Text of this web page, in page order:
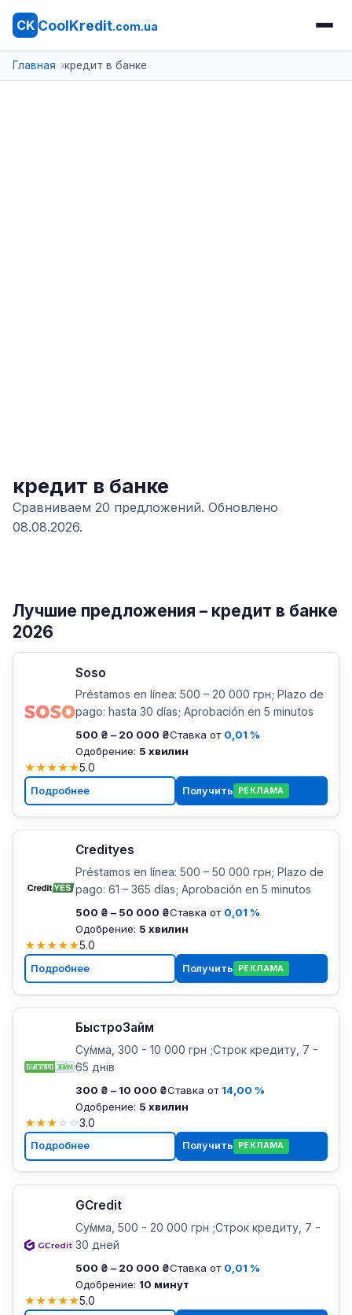
CK CoolKredit.com.ua
Главная кредит в банке
кредит в банке
Сравниваем 20 предложений. Обновлено
08.08.2026.
Лучшие предложения – кредит в банке
2026
Soso
Préstamos en línea: 500 – 20 000 грн; Plazo de
pago: hasta 30 días; Aprobación en 5 minutos
500 ₴ – 20 000 ₴Ставка от 0,01 %
Одобрение: 5 хвилин
★★★★★5.0
Подробнее Получить РЕКЛАМА
Credityes
Préstamos en línea: 500 – 50 000 грн; Plazo de
pago: 61 – 365 días; Aprobación en 5 minutos
500 ₴ – 50 000 ₴Ставка от 0,01 %
Одобрение: 5 хвилин
★★★★★5.0
Подробнее Получить РЕКЛАМА
БыстроЗайм
Су́мма, 300 - 10 000 грн ;Строк кредиту, 7 -
65 днів
300 ₴ – 10 000 ₴Ставка от 14,00 %
Одобрение: 5 хвилин
★★★☆ ☆3.0
Подробнее Получить РЕКЛАМА
GCredit
Су́мма, 500 - 20 000 грн ;Строк кредиту, 7 -
30 дней
500 ₴ – 20 000 ₴Ставка от 0,01 %
Одобрение: 10 минут
★★★★★5.0